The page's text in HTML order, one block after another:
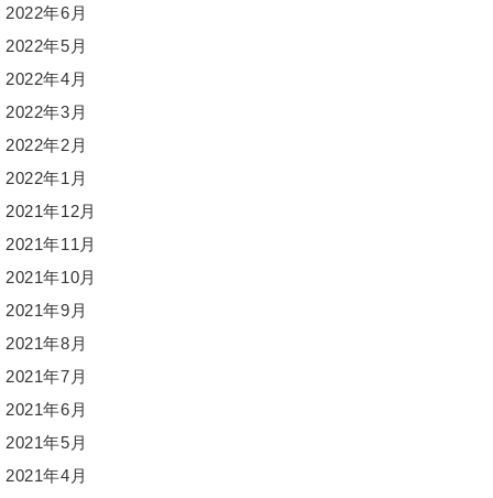
2022年6月
2022年5月
2022年4月
2022年3月
2022年2月
2022年1月
2021年12月
2021年11月
2021年10月
2021年9月
2021年8月
2021年7月
2021年6月
2021年5月
2021年4月